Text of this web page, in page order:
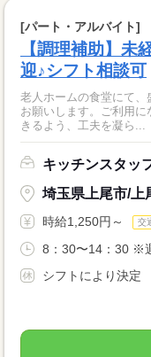
[パート・アルバイト]
【調理補助】
迎♪シフト相談可
老人ホームの食堂にて
お願いします。ご利用
きるよう、工夫を凝ら...
キッチンスタッ
埼玉県上尾市/上
時給1,250円～ 交
8：30〜14：30 ※
シフトにより決定